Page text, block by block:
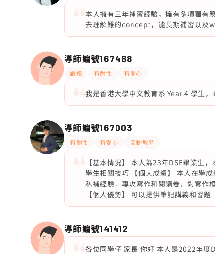
本人擁有三年補習經驗，擁有多項獨有
去理解難的concept，能長期補習以及
導師編號167488
嚴格 有耐性 有愛心
我是香港大學中文教育系 Year 4 學生，
導師編號167003
有耐性 有愛心 互動教學
【基本情況】 本人為23年DSE畢業生
學生相關技巧 【個人成績】 本人在學
私補經驗，專攻寫作和閱讀卷，對寫作
【個人優勢】 可以提供筆記講義和習題
導師編號141412
各位同學仔 家長 你好 本人是2022年度